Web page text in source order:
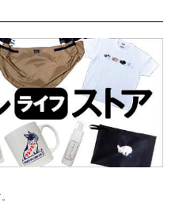
お送りしていますので、最後まで